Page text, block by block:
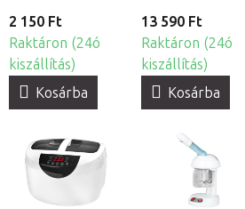
2 150 Ft
Raktáron (24ó
kiszállítás)
Kosárba
13 590 Ft
Raktáron (24ó
kiszállítás)
Kosárba